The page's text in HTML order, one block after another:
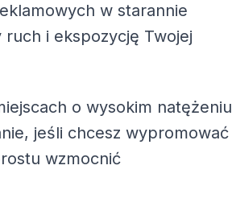
w starannie
i ekspozycję Twojej
o wysokim natężeniu
jeśli chcesz wypromować
wzmocnić